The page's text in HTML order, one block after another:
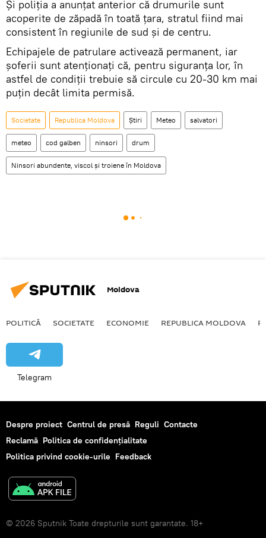
Și poliția a anunțat anterior că drumurile sunt
acoperite de zăpadă în toată țara, stratul fiind mai
consistent în regiunile de sud și de centru.
Echipajele de patrulare activează permanent, iar
șoferii sunt atenționați că, pentru siguranța lor, în
astfel de condiții trebuie să circule cu 20-30 km mai
puțin decât limita permisă.
Societate Republica Moldova Știri Meteo salvatori
meteo cod galben ninsori drum
Ninsori abundente, viscol și troiene în Moldova
Moldova
POLITICĂ SOCIETATE ECONOMIE REPUBLICA MOLDOVA
Telegram
Despre proiect Centrul de presă Reguli Contacte
Reclamă Politica de confidențialitate
Politica privind cookie-urile Feedback
© 2026 Sputnik Toate drepturile sunt garantate. 18+